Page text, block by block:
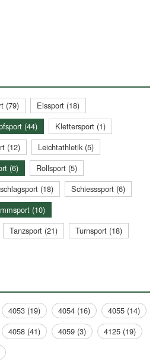
(79)
Eissport (18)
(44)
Klettersport (1)
(12)
Leichtathletik (5)
(6)
Rollsport (5)
(18)
Schiesssport (6)
(10)
Tanzsport (21)
Turnsport (18)
4053 (19) 4054 (16)
4055 (14)
4058 (41) 4059 (3)
4125 (19)